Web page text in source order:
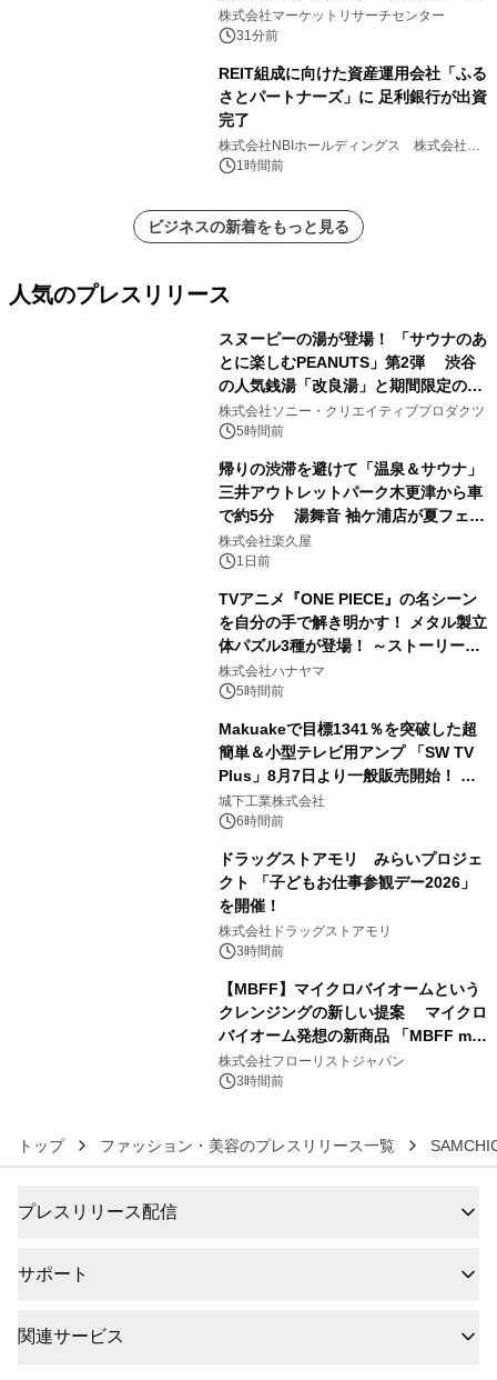
を発表
株式会社マーケットリサーチセンター
31分前
REIT組成に向けた資産運用会社「ふる
さとパートナーズ」に 足利銀行が出資
完了
株式会社NBIホールディングス 株式会社
PROSPER
1時間前
ビジネスの新着をもっと見る
人気のプレスリリース
スヌーピーの湯が登場！ 「サウナのあ
とに楽しむPEANUTS」第2弾 渋谷
の人気銭湯「改良湯」と期間限定のコ
ラボレーション サウナイキタイコラ
ボグッズも発売決定！
株式会社ソニー・クリエイティブプロダクツ
5時間前
帰りの渋滞を避けて「温泉＆サウナ」
三井アウトレットパーク木更津から車
で約5分 湯舞音 袖ケ浦店が夏フェア
メニューを提供
株式会社楽久屋
1日前
TVアニメ『ONE PIECE』の名シーン
を自分の手で解き明かす！ メタル製立
体パズル3種が登場！ ～ストーリーと
ギミックが融合した 大人の体験型パズ
ルが8月7日(金)12時より先行予約受付
株式会社ハナヤマ
5時間前
Makuakeで目標1341％を突破した超
簡単＆小型テレビ用アンプ 「SW TV
Plus」8月7日より一般販売開始！ ケ
ーブル1本つなぐだけ、テレビの音が
ぐっと豊かに
城下工業株式会社
6時間前
ドラッグストアモリ みらいプロジェ
クト 「子どもお仕事参観デー2026」
を開催！
株式会社ドラッグストアモリ
3時間前
【MBFF】マイクロバイオームという
クレンジングの新しい提案 マイクロ
バイオーム発想の新商品 「MBFF mb
クレンジングPRO」を2026年8月6日
発売
株式会社フローリストジャパン
3時間前
トップ ファッション・美容のプレスリリース一覧
プレスリリース配信
サポート
関連サービス